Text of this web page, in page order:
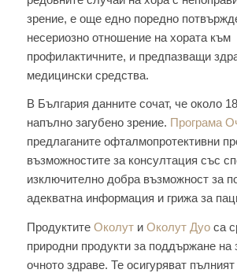
зрение, е още едно поредно
несериозно отношение на хората към
профилактичните, и предпазващи
медицински средства.
В България данните сочат, че около
напълно загубено зрение. Програма
предлаганите офталмопротективни
възможностите за консултация със
изключително добра възможност за
адекватна информация и грижа за
Продуктите Околути Околут Дуоса
природни продукти за поддържане на
очното здраве. Те осигуряват